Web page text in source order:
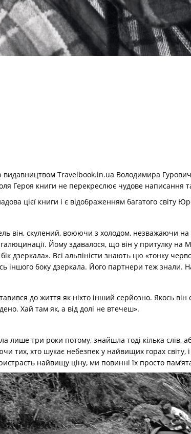
видавництвом Travelbook.in.ua Володимира
Героя книги не перекреслює чудове написання
цієї книги і є відображенням багатого світу
він, скулений, воюючи з холодом, незважаючи
Йому здавалося, що він у притулку на
дзеркала». Всі альпіністи знають цю «тонку
іншого боку дзеркала. Його партнери теж знали.
до життя як ніхто інший серйозно. Якось
Хай там як, а від долі не втечеш».
лише три роки потому, знайшла тоді кілька
тих, хто шукає небезпек у найвищих горах
найвищу ціну, ми повинні їх просто